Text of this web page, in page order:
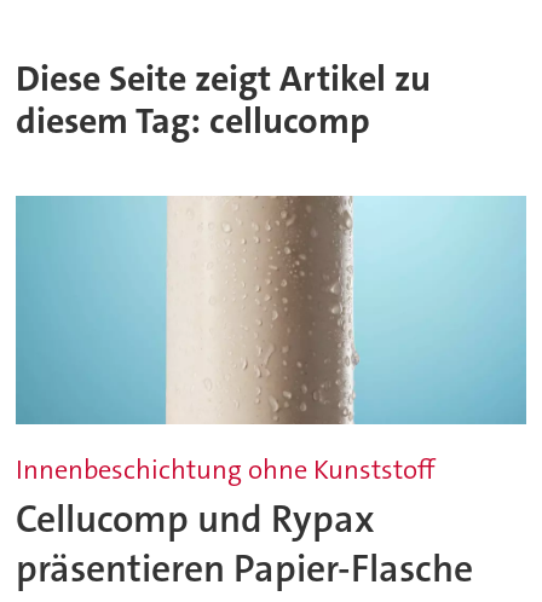
Diese Seite zeigt Artikel zu
diesem Tag: cellucomp
Innenbeschichtung ohne Kunststoff
Cellucomp und Rypax
präsentieren Papier-Flasche